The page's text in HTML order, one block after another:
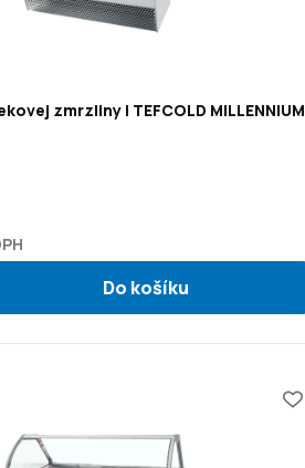
zmrzliny | TEFCOLD MILLENNIUM